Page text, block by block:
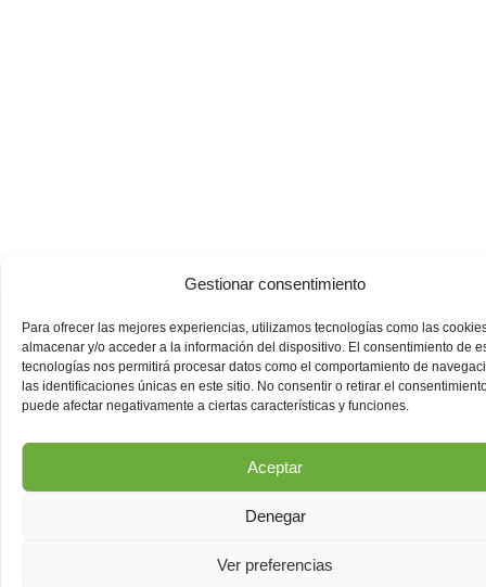
Gestionar consentimiento
Para ofrecer las mejores experiencias, utilizamos tecnologías como las
almacenar y/o acceder a la información del dispositivo. El consentimiento de
tecnologías nos permitirá procesar datos como el comportamiento de
las identificaciones únicas en este sitio. No consentir o retirar el
puede afectar negativamente a ciertas características y funciones.
Aceptar
Denegar
Ver preferencias